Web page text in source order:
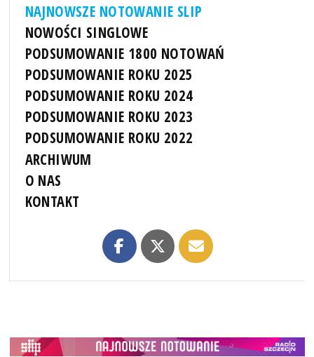
NAJNOWSZE NOTOWANIE SLIP
NOWOŚCI SINGLOWE
PODSUMOWANIE 1800 NOTOWAŃ
PODSUMOWANIE ROKU 2025
PODSUMOWANIE ROKU 2024
PODSUMOWANIE ROKU 2023
PODSUMOWANIE ROKU 2022
ARCHIWUM
O NAS
KONTAKT